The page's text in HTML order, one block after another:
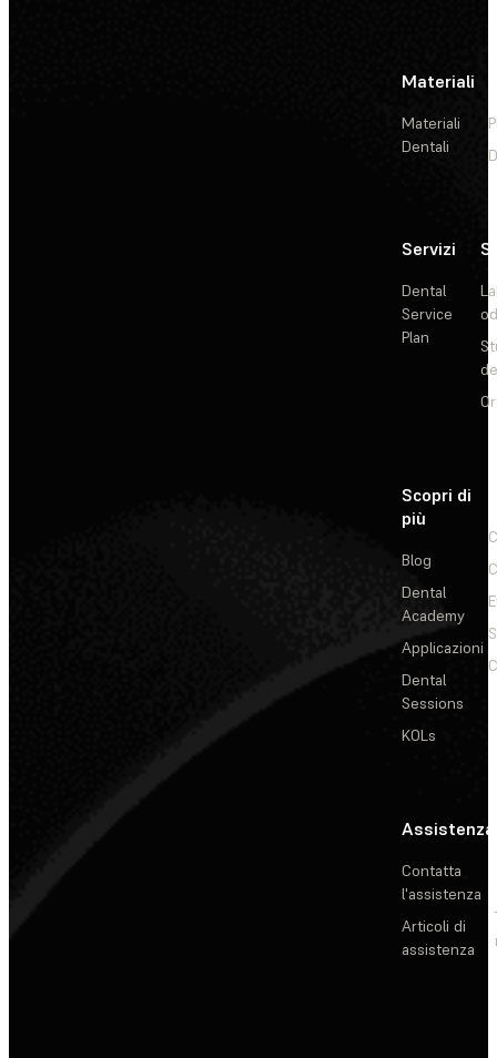
Materiali
Materiali
Dentali
Servizi
Dental
Service
Plan
Scopri di
più
Blog
Dental
Academy
Applicazioni
Dental
Sessions
KOLs
Assistenza
Contatta
l'assistenza
Articoli di
assistenza